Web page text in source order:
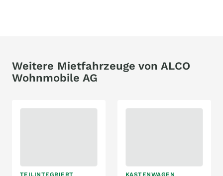
Weitere Mietfahrzeuge von ALCO
Wohnmobile AG
TEILINTEGRIERT KASTENWAGEN